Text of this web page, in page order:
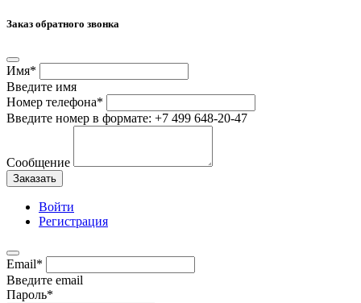
Заказ обратного звонка
Имя*
Введите имя
Номер телефона*
Введите номер в формате: +7 499 648-20-47
Сообщение
Заказать
Войти
Регистрация
Email*
Введите email
Пароль*